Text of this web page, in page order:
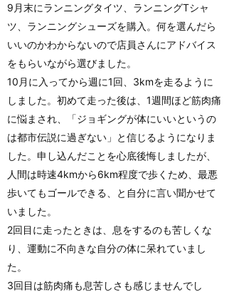
9月末にランニングタイツ、ランニングTシャ
ツ、ランニングシューズを購入。何を選んだら
いいのかわからないので店員さんにアドバイス
をもらいながら選びました。
10月に入ってから週に1回、3kmを走るように
しました。初めて走った後は、1週間ほど筋肉痛
に悩まされ、「ジョギングが体にいいというの
は都市伝説に過ぎない」と信じるようになりま
した。申し込んだことを心底後悔しましたが、
人間は時速4kmから6km程度で歩くため、最悪
歩いてもゴールできる、と自分に言い聞かせて
いました。
2回目に走ったときは、息をするのも苦しくな
り、運動に不向きな自分の体に呆れていまし
た。
3回目は筋肉痛も息苦しさも感じませんでし